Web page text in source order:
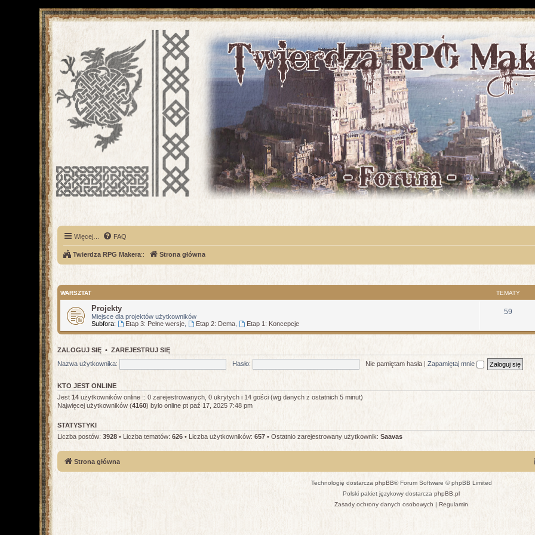
Więcej… FAQ
Twierdza RPG Makera:: Strona główna
WARSZTAT TEMATY
Projekty
Miejsce dla projektów użytkowników
Subfora:
Etap 3: Pełne wersje, Etap 2: Dema, Etap 1: Koncepcje
59
ZALOGUJ SIĘ • ZAREJESTRUJ SIĘ
Nazwa użytkownika:
Hasło: Nie pamiętam hasła | Zapamiętaj mnie
KTO JEST ONLINE
Jest 14 użytkowników online :: 0 zarejestrowanych, 0 ukrytych i 14 gości (wg danych z ostatnich 5 minut)
Najwięcej użytkowników (4160) było online pt paź 17, 2025 7:48 pm
STATYSTYKI
Liczba postów: 3928 • Liczba tematów: 626 • Liczba użytkowników: 657 • Ostatnio zarejestrowany użytkownik: Saavas
Strona główna
Technologię dostarcza phpBB® Forum Software © phpBB Limited
Polski pakiet językowy dostarcza phpBB.pl
Zasady ochrony danych osobowych | Regulamin